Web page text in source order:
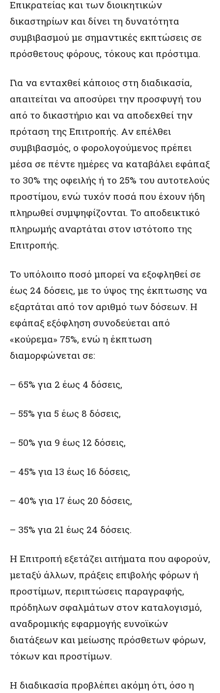
Επικρατείας και των διοικητικών
δικαστηρίων και δίνει τη δυνατότητα
συμβιβασμού με σημαντικές εκπτώσεις σε
πρόσθετους φόρους, τόκους και πρόστιμα.
Για να ενταχθεί κάποιος στη διαδικασία,
απαιτείται να αποσύρει την προσφυγή του
από το δικαστήριο και να αποδεχθεί την
πρόταση της Επιτροπής. Αν επέλθει
συμβιβασμός, ο φορολογούμενος πρέπει
μέσα σε πέντε ημέρες να καταβάλει εφάπαξ
το 30% της οφειλής ή το 25% του αυτοτελούς
προστίμου, ενώ τυχόν ποσά που έχουν ήδη
πληρωθεί συμψηφίζονται. Το αποδεικτικό
πληρωμής αναρτάται στον ιστότοπο της
Επιτροπής.
Το υπόλοιπο ποσό μπορεί να εξοφληθεί σε
έως 24 δόσεις, με το ύψος της έκπτωσης να
εξαρτάται από τον αριθμό των δόσεων. Η
εφάπαξ εξόφληση συνοδεύεται από
«κούρεμα» 75%, ενώ η έκπτωση
διαμορφώνεται σε:
– 65% για 2 έως 4 δόσεις,
– 55% για 5 έως 8 δόσεις,
– 50% για 9 έως 12 δόσεις,
– 45% για 13 έως 16 δόσεις,
– 40% για 17 έως 20 δόσεις,
– 35% για 21 έως 24 δόσεις.
Η Επιτροπή εξετάζει αιτήματα που αφορούν,
μεταξύ άλλων, πράξεις επιβολής φόρων ή
προστίμων, περιπτώσεις παραγραφής,
πρόδηλων σφαλμάτων στον καταλογισμό,
αναδρομικής εφαρμογής ευνοϊκών
διατάξεων και μείωσης πρόσθετων φόρων,
τόκων και προστίμων.
Η διαδικασία προβλέπει ακόμη ότι, όσο η